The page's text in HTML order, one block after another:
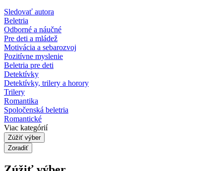
Sledovať autora
Beletria
Odborné a náučné
Pre deti a mládež
Motivácia a sebarozvoj
Pozitívne myslenie
Beletria pre deti
Detektívky
Detektívky, trilery a horory
Trilery
Romantika
Spoločenská beletria
Romantické
Viac kategórií
Zúžiť výber
Zoradiť